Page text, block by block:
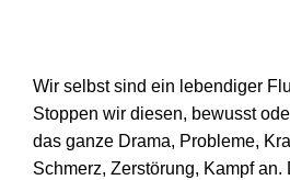
Wir selbst sind ein lebendiger
Stoppen wir diesen, bewusst
das ganze Drama, Probleme,
Schmerz, Zerstörung, Kampf an.